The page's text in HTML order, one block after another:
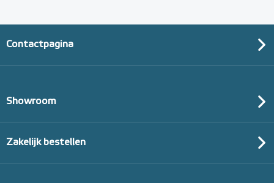
Contactpagina
Showroom
Zakelijk bestellen